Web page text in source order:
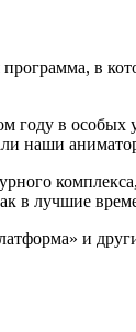
в
году в
наши
в лучшие
и